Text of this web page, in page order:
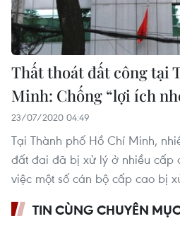
Thất thoát đất công tại
Minh: Chống “lợi ích
23/07/2020 04:49
Tại Thành phố Hồ Chí Minh,
đất đai đã bị xử lý ở nhiều cấp
việc một số cán bộ cấp cao bị
TIN CÙNG CHUYÊN